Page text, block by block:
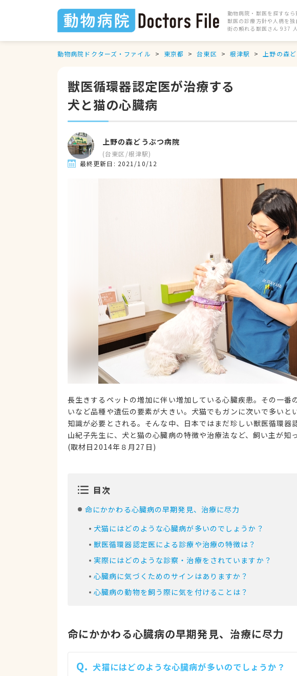
動物病院・獣医を探すなら
獣医の診療方針や人柄を
街の頼れる獣医さん 937
動物病院ドクターズ・ファイル 東京都 台東区 根津駅 上野の森
獣医循環器認定医が治療する
犬と猫の心臓病
上野の森どうぶつ病院
(台東区 /根津駅)
最終更新日: 2021/10/12
長生きするペットの増加に伴い増加している心臓疾患。その一番
いなど品種や遺伝の要素が大きい。犬猫でもガンに次いで多い
知識が必要とされる。そんな中、日本ではまだ珍しい獣医循環
山紀子先生に、犬と猫の心臓病の特徴や治療法など、飼い主が知
(取材日2014年８月27日)
目次
命にかかわる心臓病の早期発見、治療に尽力
犬猫にはどのような心臓病が多いのでしょうか？
獣医循環器認定医による診療や治療の特徴は？
実際にはどのような診察・治療をされていますか？
心臓病に気づくためのサインはありますか？
心臓病の動物を飼う際に気を付けることは？
命にかかわる心臓病の早期発見、治療に尽力
Q. 犬猫にはどのような心臓病が多いのでしょうか？